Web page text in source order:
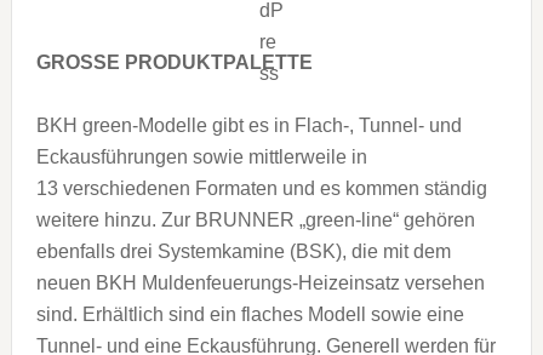
GROSSE PRODUKTPALETTE
BKH green-Modelle gibt es in Flach-, Tunnel- und
Eckausführungen sowie mittlerweile in
13 verschiedenen Formaten und es kommen ständig
weitere hinzu. Zur BRUNNER „green-line“ gehören
ebenfalls drei Systemkamine (BSK), die mit dem
neuen BKH Muldenfeuerungs-Heizeinsatz versehen
sind. Erhältlich sind ein flaches Modell sowie eine
Tunnel- und eine Eckausführung. Generell werden für